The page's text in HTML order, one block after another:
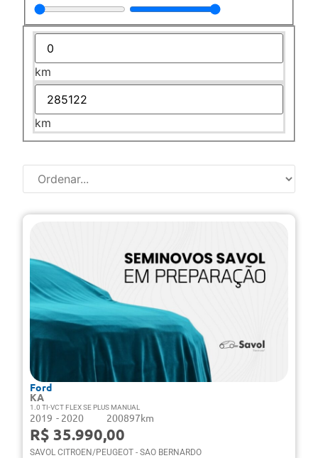
km
km
Ford
KA
1.0 TI-VCT FLEX SE PLUS MANUAL
2019 - 2020 200897km
R$ 35.990,00
SAVOL CITROEN/PEUGEOT - SAO BERNARDO